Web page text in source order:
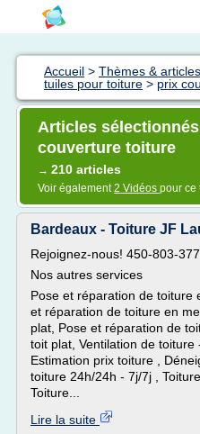
Accueil > Thèmes &
tuiles pour toiture > prix
Articles
couverture toiture
→ 210 articles
Voir également2 Vidéos pour ce
Bardeaux - Toiture JF
Rejoignez-nous! 450-803-
Nos autres services
Pose et réparation de toiture
et réparation de toiture en
plat, Pose et réparation de
toit plat, Ventilation de toiture
Estimation prix toiture ,
toiture 24h/24h - 7j/7j ,
Toiture...
Lire la suite